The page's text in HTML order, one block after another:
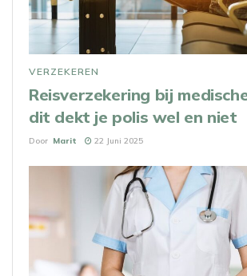
VERZEKEREN
Reisverzekering bij
dit dekt je polis wel en niet
Door Marit 22 Juni 2025